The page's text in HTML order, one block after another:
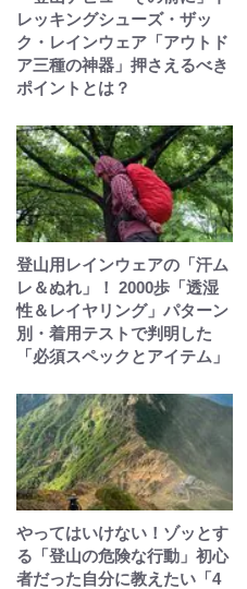
レッキングシューズ・ザッ
ク・レインウェア「アウトド
ア三種の神器」押さえるべき
ポイントとは？
登山用レインウェアの「汗ム
レ＆ぬれ」！ 2000歩「透湿
性＆レイヤリング」パターン
別・着用テストで判明した
「必須スペックとアイテム」
やってはいけない！ゾッとす
る「登山の危険な行動」初心
者だった自分に教えたい「4